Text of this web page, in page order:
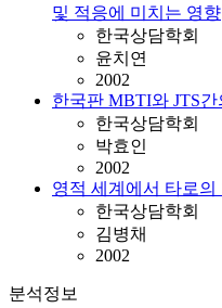
및 적응에 미치는 영향
한국상담학회
윤치연
2002
한국판 MBTI와 JTS간
한국상담학회
박효인
2002
영적 세계에서 타로의
한국상담학회
김병채
2002
분석정보